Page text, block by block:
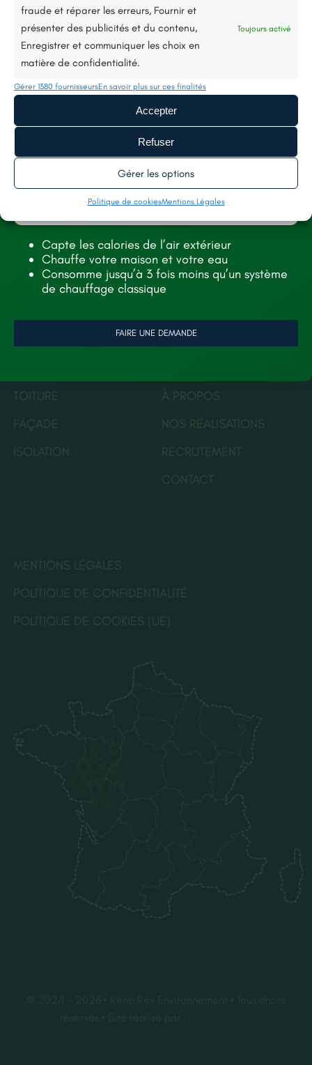
fraude et réparer les erreurs, Fournir et
présenter des publicités et du contenu,
Enregistrer et communiquer les choix en
matière de confidentialité.
Toujours activé
Gérer 1380 fournisseursEn savoir plus sur ces finalités
Accepter
Refuser
Gérer les options
Politique de cookiesMentions Légales
11 rue Kléber, 49130, Les Ponts-de-Cé
renorev.environnement@hotmail.com
Tél. :02 52 35 26 70
TOITURE
FAÇADE
ISOLATION
À PROPOS
NOS RÉALISATIONS
RECRUTEMENT
CONTACT
MENTIONS LÉGALES
POLITIQUE DE CONFIDENTIALITÉ
POLITIQUE DE COOKIES (UE)
Capte les calories de l’air extérieur
Chauffe votre maison et votre eau
Consomme jusqu’à 3 fois moins qu’un système
de chauffage classique
FAIRE UNE DEMANDE